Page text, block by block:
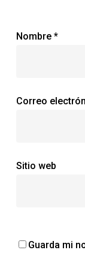
Nombre *
Correo
Sitio web
Guarda mi